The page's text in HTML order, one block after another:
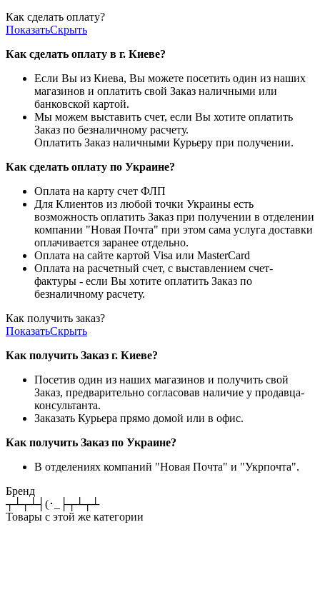
Как сделать оплату?
ПоказатьСкрыть
Как сделать оплату в г. Киеве?
Если Вы из Киева, Вы можете посетить один из наших
магазинов и оплатить свой Заказ наличными или
банковской картой.
Мы можем выставить счет, если Вы хотите оплатить
Заказ по безналичному расчету.
Оплатить Заказ наличными Курьеру при получении.
Как сделать оплату по Украине?
Оплата на карту счет ФЛП
Для Клиентов из любой точки Украины есть
возможность оплатить Заказ при получении в отделении
компании "Новая Почта" при этом сама услуга доставки
оплачивается заранее отдельно.
Оплата на сайте картой Visa или MasterCard
Оплата на расчетный счет, с выставлением счет-
фактуры - если Вы хотите оплатить Заказ по
безналичному расчету.
Как получить заказ?
ПоказатьСкрыть
Как получить Заказ г. Киеве?
Посетив один из наших магазинов и получить свой
Заказ, предварительно согласовав наличие у продавца-
консультанта.
Заказать Курьера прямо домой или в офис.
Как получить Заказ по Украине?
В отделениях компаний "Новая Почта" и "Укрпочта".
Бренд
┬┴┬┴┤(･_├┬┴┬┴
Товары с этой же категории